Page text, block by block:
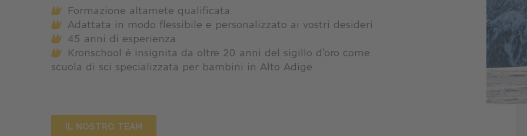
Formazione altamete qualificata
Adattata in modo flessibile e personalizzato ai vostri desideri
45 anni di esperienza
Kronschool è insignita da oltre 20 anni del sigillo d’oro come
scuola di sci specializzata per bambini in Alto Adige
IL NOSTRO TEAM